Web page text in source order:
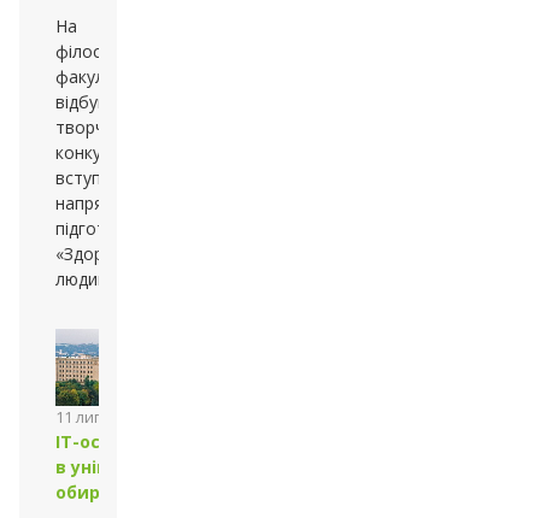
На
філософському
факультеті
відбувся
творчий
конкурс для
вступників на
напрям
підготовки
«Здоров’я
людини»
11 липня 2013 року
IT-освіта
в університеті:
обирай найкраще